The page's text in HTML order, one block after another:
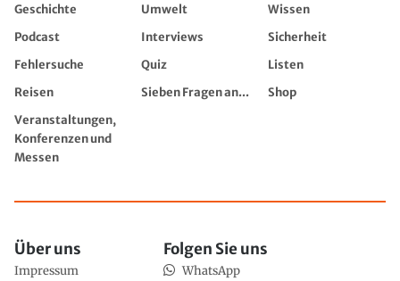
Geschichte Umwelt
Wissen
Podcast
Interviews
Sicherheit
Fehlersuche
Quiz
Listen
Reisen
Sieben Fragen an...
Shop
Veranstaltungen,
Konferenzen und
Messen
Über uns
Impressum
Folgen Sie uns
WhatsApp